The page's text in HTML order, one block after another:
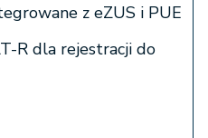
z eZUS i PUE
R dla rejestracji do